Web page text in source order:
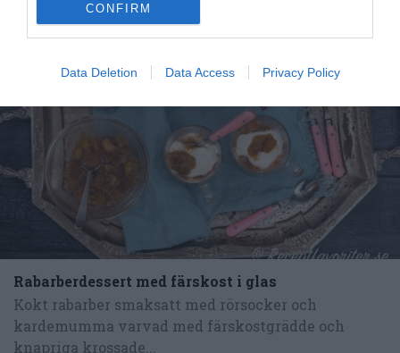
CONFIRM
Data Deletion Data Access Privacy Policy
Rabarberdessert med färskost i glas
Kokt rabarber smaksatt med rörsocker och
kardemumma varvad med färskostgrädde och
knapriga krossade...
RECEPT